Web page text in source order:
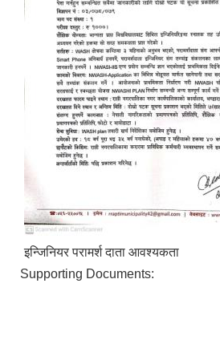
इन्जिनियर परामर्श दाता आवश्यकता
Supporting Documents: